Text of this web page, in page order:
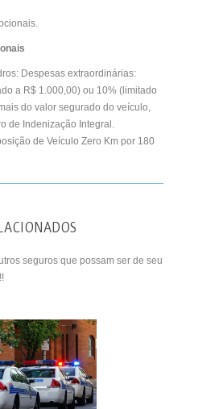
Despesas extraordinárias:
a R$ 1.000,00) ou 10% (limitado
do valor segurado do veículo,
de Indenização Integral.
de Veículo Zero Km por 180
seguros que possam ser de seu